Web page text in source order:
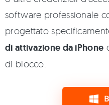
software professionale
progettato
di attivazione da iPhone
di blocco.